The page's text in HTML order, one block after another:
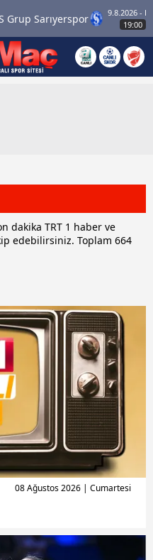
Sarıyerspor
9.8.2026 - Paz
19:00
dakika TRT 1 haber ve
edebilirsiniz. Toplam 664
08 Ağustos 2026 | Cumartesi